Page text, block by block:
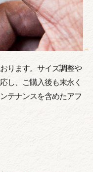
ります。サイズ調整や
し、ご購入後も末永く
テナンスを含めたアフ